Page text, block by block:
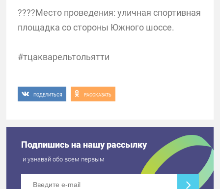
????Место проведения: уличная спортивная
площадка со стороны Южного шоссе.
#тцакварельтольятти
ПОДЕЛИТЬСЯ РАССКАЗАТЬ
Подпишись на нашу рассылку
и узнавай обо всем первым